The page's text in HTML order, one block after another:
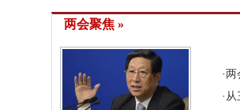
两会聚焦 »
· 两
· 从